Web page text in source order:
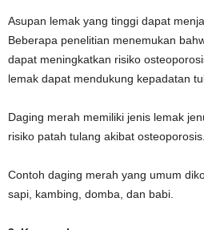
Asupan lemak yang tinggi dapat
Beberapa penelitian menemukan
dapat meningkatkan risiko
lemak dapat mendukung kepadatan
Daging merah memiliki jenis lemak
risiko patah tulang akibat osteoporosis.
Contoh daging merah yang umum
sapi, kambing, domba, dan babi.